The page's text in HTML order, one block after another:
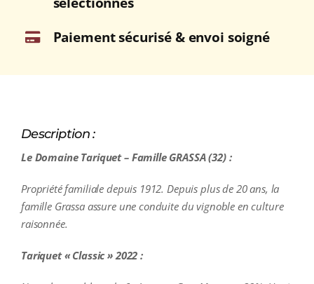
Paiement sécurisé & envoi soigné
Description :
Le Domaine Tariquet – Famille GRASSA (32) :
Propriété familiale depuis 1912. Depuis plus de 20 ans, la
famille Grassa assure une conduite du vignoble en culture
raisonnée.
Tariquet « Classic » 2022 :